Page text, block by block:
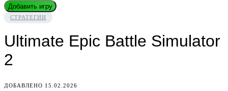
Добавить игру
СТРАТЕГИИ
Ultimate Epic Battle Simulator
2
ДОБАВЛЕНО 15.02.2026